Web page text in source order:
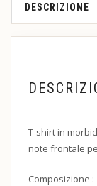
DESCRIZIONE
T-shirt in
note frontale
Composizione